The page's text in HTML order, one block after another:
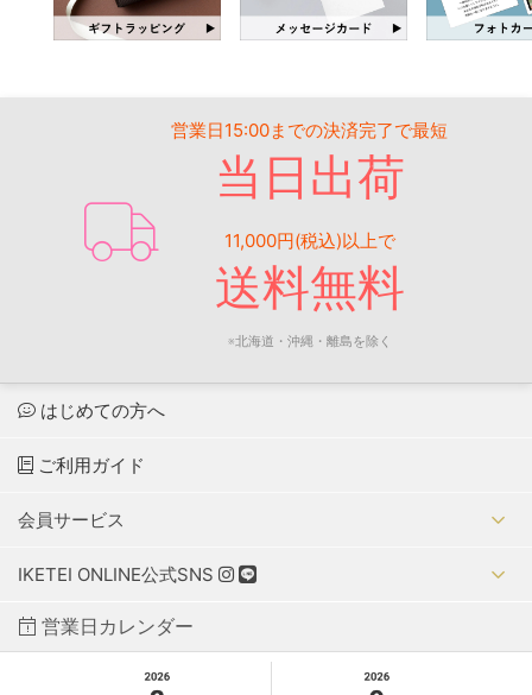
営業日15:00までの決済完了で最短
当日出荷
11,000円(税込)以上で
送料無料
※北海道・沖縄・離島を除く
はじめての方へ
ご利用ガイド
会員サービス
IKETEI ONLINE公式SNS
営業日カレンダー